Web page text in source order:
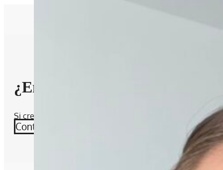
¿Encontraste lo que buscabas?
Si crees que falta algún alimento por agregar,
Contáctame